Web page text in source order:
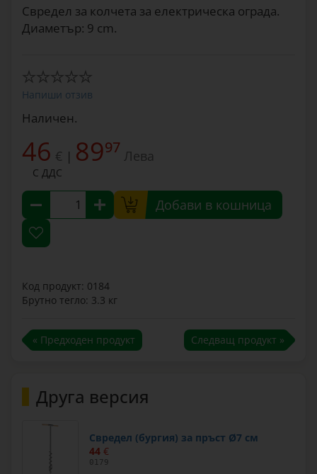
Свредел за колчета за електрическа ограда.
Диаметър: 9 cm.
Напиши отзив
Наличен.
46 € | 8997 Лева
С ДДС
Добави в кошница
Код продукт: 0184
Брутно тегло: 3.3 кг
« Предходен продукт Следващ продукт »
Друга версия
Свредел (бургия) за пръст Ø7 см
44 €
0179